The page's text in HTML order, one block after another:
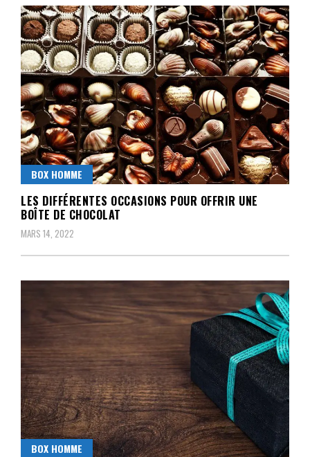
BOX HOMME
LES DIFFÉRENTES OCCASIONS POUR OFFRIR UNE
BOÎTE DE CHOCOLAT
MARS 14, 2022
BOX HOMME